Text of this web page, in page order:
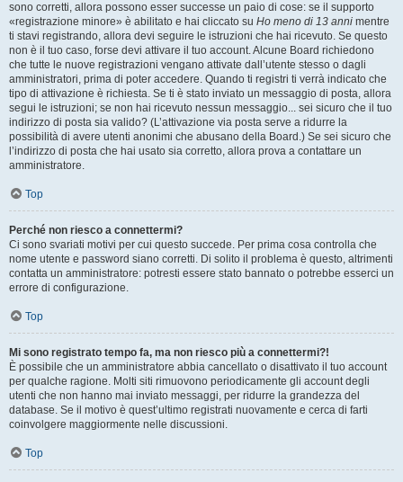
sono corretti, allora possono esser successe un paio di cose: se il supporto
«registrazione minore» è abilitato e hai cliccato su Ho meno di 13 anni mentre
ti stavi registrando, allora devi seguire le istruzioni che hai ricevuto. Se questo
non è il tuo caso, forse devi attivare il tuo account. Alcune Board richiedono
che tutte le nuove registrazioni vengano attivate dall’utente stesso o dagli
amministratori, prima di poter accedere. Quando ti registri ti verrà indicato che
tipo di attivazione è richiesta. Se ti è stato inviato un messaggio di posta, allora
segui le istruzioni; se non hai ricevuto nessun messaggio... sei sicuro che il tuo
indirizzo di posta sia valido? (L’attivazione via posta serve a ridurre la
possibilità di avere utenti anonimi che abusano della Board.) Se sei sicuro che
l’indirizzo di posta che hai usato sia corretto, allora prova a contattare un
amministratore.
Top
Perché non riesco a connettermi?
Ci sono svariati motivi per cui questo succede. Per prima cosa controlla che
nome utente e password siano corretti. Di solito il problema è questo, altrimenti
contatta un amministratore: potresti essere stato bannato o potrebbe esserci un
errore di configurazione.
Top
Mi sono registrato tempo fa, ma non riesco più a connettermi?!
È possibile che un amministratore abbia cancellato o disattivato il tuo account
per qualche ragione. Molti siti rimuovono periodicamente gli account degli
utenti che non hanno mai inviato messaggi, per ridurre la grandezza del
database. Se il motivo è quest’ultimo registrati nuovamente e cerca di farti
coinvolgere maggiormente nelle discussioni.
Top